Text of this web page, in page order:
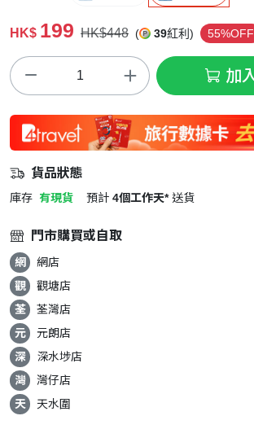
HK$ 199 HK$448 ( 39紅利) 55%OFF
加
貨品狀態
庫存 有現貨 預計 4個工作天* 送貨
門市購買或自取
網 網店
觀
觀塘店
荃
荃灣店
元
元朗店
深
深水埗店
灣
灣仔店
天
天水圍